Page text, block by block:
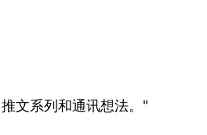
文系列和通讯想法。"